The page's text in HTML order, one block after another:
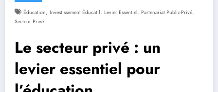
Éducation, Investissement Éducatif, Levier Essentiel, Partenariat Public-Privé,
Secteur Privé
Le secteur privé : un
levier essentiel pour